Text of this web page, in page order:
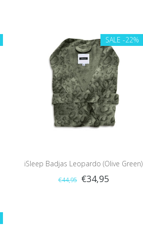
SALE -22%
iSleep Badjas Leopardo (Olive Green)
€44,95 €34,95